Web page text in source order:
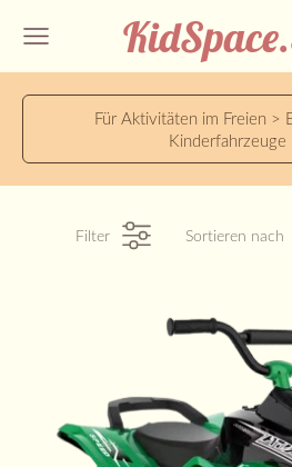
Für Aktivitäten im Freien >
Kinderfahrzeuge
Filter Sortieren nach